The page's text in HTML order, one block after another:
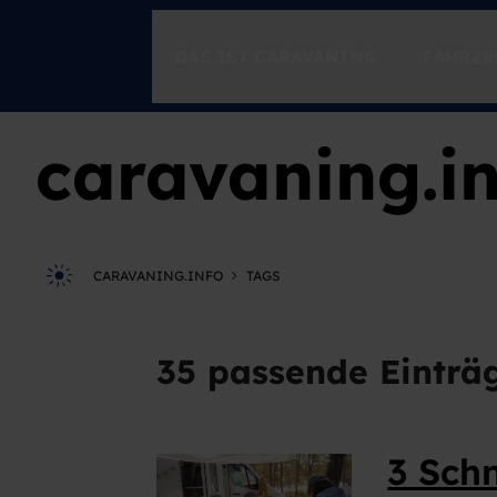
CARAVANING ENTDECKEN
Freiheit
Momente
Der Ratgeber für unterwegs
Fahrsicherheitstraining mit Timo Boll
CARAVANING.INFO TAGS
35 passende
3